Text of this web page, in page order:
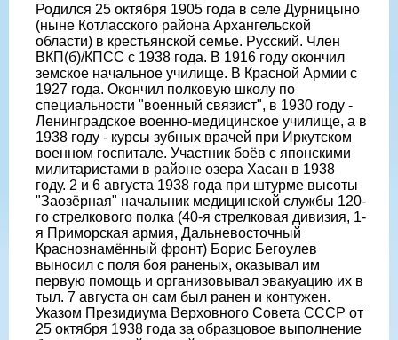
Родился 25 октября 1905 года в селе Дурницыно
(ныне Котласского района Архангельской
области) в крестьянской семье. Русский. Член
ВКП(б)/КПСС с 1938 года. В 1916 году окончил
земское начальное училище. В Красной Армии с
1927 года. Окончил полковую школу по
специальности "военный связист", в 1930 году -
Ленинградское военно-медицинское училище, а в
1938 году - курсы зубных врачей при Иркутском
военном госпитале. Участник боёв с японскими
милитаристами в районе озера Хасан в 1938
году. 2 и 6 августа 1938 года при штурме высоты
"Заозёрная" начальник медицинской службы 120-
го стрелкового полка (40-я стрелковая дивизия, 1-
я Приморская армия, Дальневосточный
Краснознамённый фронт) Борис Бегоулев
выносил с поля боя раненых, оказывал им
первую помощь и организовывал эвакуацию их в
тыл. 7 августа он сам был ранен и контужен.
Указом Президиума Верховного Совета СССР от
25 октября 1938 года за образцовое выполнение